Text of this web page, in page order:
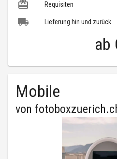
Requisiten
Lieferung hin und zurück
ab
Mobile
von